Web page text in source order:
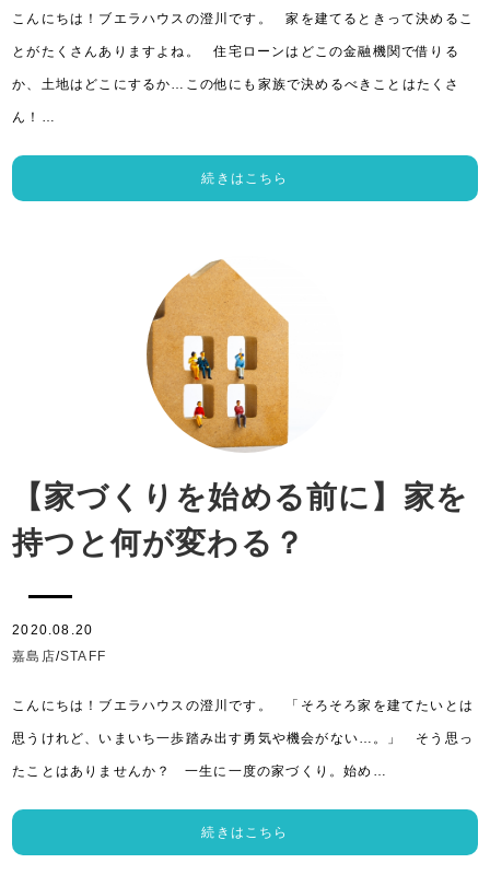
こんにちは！ブエラハウスの澄川です。 家を建てるときって決めるこ
とがたくさんありますよね。 住宅ローンはどこの金融機関で借りる
か、土地はどこにするか…この他にも家族で決めるべきことはたくさ
ん！…
続きはこちら
【家づくりを始める前に】家を
持つと何が変わる？
2020.08.20
嘉島店/STAFF
こんにちは！ブエラハウスの澄川です。 「そろそろ家を建てたいとは
思うけれど、いまいち一歩踏み出す勇気や機会がない…。」 そう思っ
たことはありませんか？ 一生に一度の家づくり。始め…
続きはこちら